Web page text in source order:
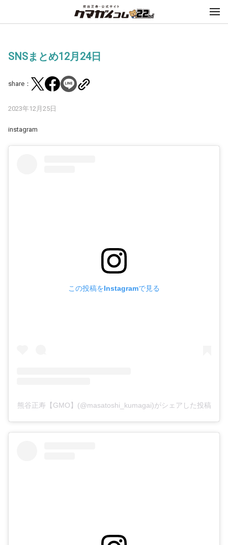
SNSまとめ12月24日
share：
2023年12月25日
instagram
この投稿をInstagramで見る
熊谷正寿【GMO】(@masatoshi_kumagai)がシェアした投稿